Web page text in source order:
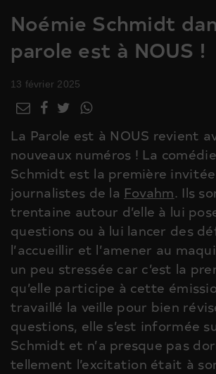
Noémie Schmidt
parole est à NOUS !
13 février 2025
La Parole est à NOUS revient
nouveaux numéros ! La
Schmidt est la première
journalistes de la Fovahm. Ils
trentaine autour d’elle à lui
questions ou à lui lancer des
l’accueillir et l’amener au
un peu stressée car c’est la
qu’elle participe à cette
travaillé la veille pour bien
questions, elle s’est informée
Schmidt et n’a presque pas
tellement l’excitation était à